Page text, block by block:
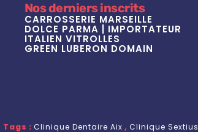
Nos derniers inscrits
CARROSSERIE MARSEILLE
DOLCE PARMA | IMPORTATEUR
ITALIEN VITROLLES
GREEN LUBERON DOMAIN
Tags : Clinique Dentaire Aix , Clinique Sextius